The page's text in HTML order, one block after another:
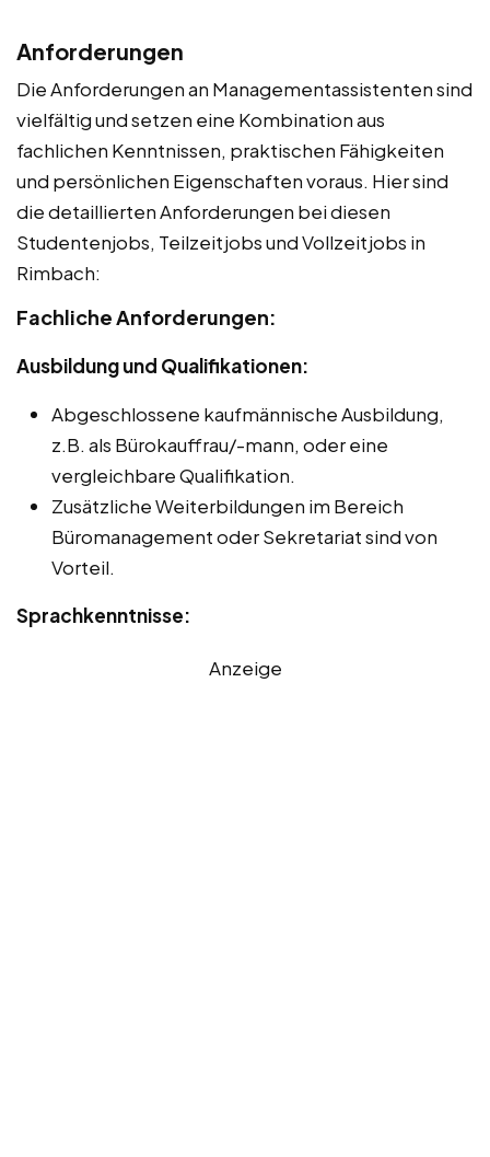
Anforderungen
Die Anforderungen an Managementassistenten sind
vielfältig und setzen eine Kombination aus
fachlichen Kenntnissen, praktischen Fähigkeiten
und persönlichen Eigenschaften voraus. Hier sind
die detaillierten Anforderungen bei diesen
Studentenjobs, Teilzeitjobs und Vollzeitjobs in
Rimbach:
Fachliche Anforderungen:
Ausbildung und Qualifikationen:
Abgeschlossene kaufmännische Ausbildung,
z.B. als Bürokauffrau/-mann, oder eine
vergleichbare Qualifikation.
Zusätzliche Weiterbildungen im Bereich
Büromanagement oder Sekretariat sind von
Vorteil.
Sprachkenntnisse:
Anzeige